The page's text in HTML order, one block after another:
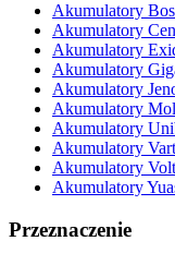
Akumulatory
Akumulatory
Akumulatory
Akumulatory
Akumulatory
Akumulatory
Akumulatory
Akumulatory
Akumulatory
Akumulatory
Przeznaczenie